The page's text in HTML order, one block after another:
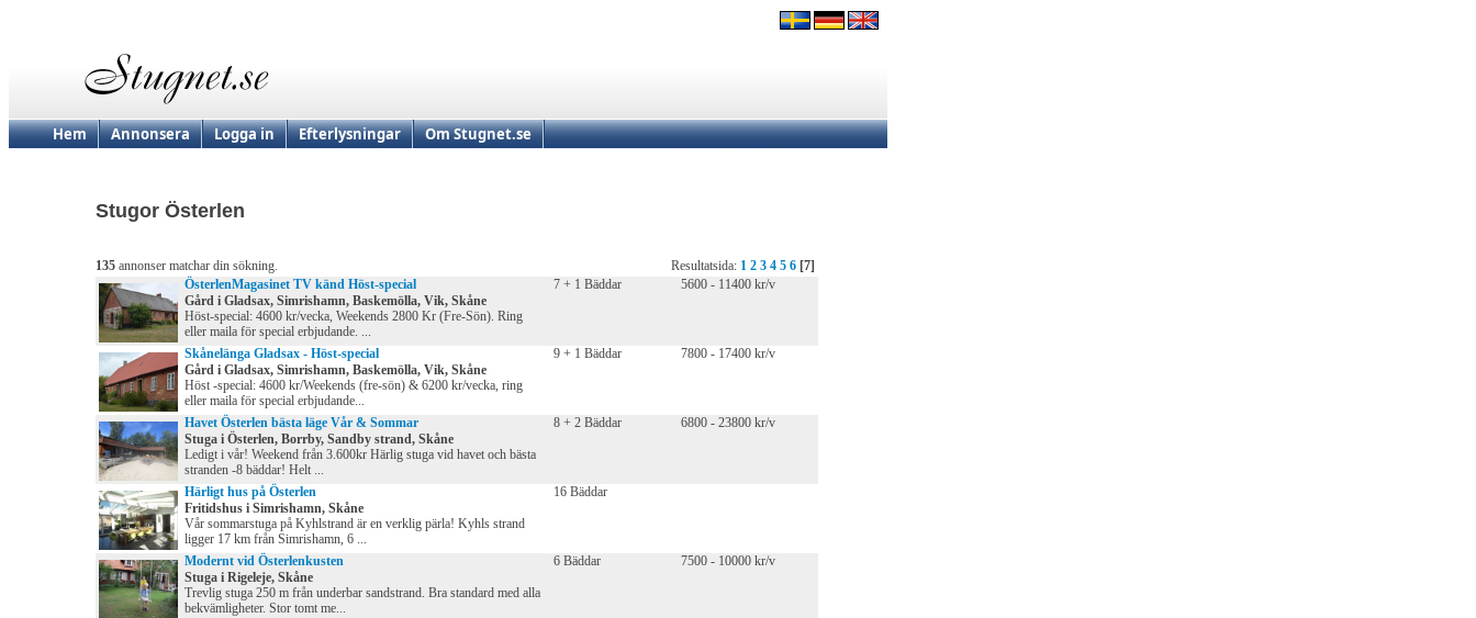
Hem Annonsera Logga in Efterlysningar Om Stugnet.se
Stugor Österlen
135 annonser matchar din sökning. Resultatsida: 1 2 3 4 5 6 [7]
ÖsterlenMagasinet TV känd Höst-special
Gård i Gladsax, Simrishamn, Baskemölla, Vik, Skåne
Höst-special: 4600 kr/vecka, Weekends 2800 Kr (Fre-Sön). Ring
eller maila för special erbjudande. ...
7 + 1 Bäddar 5600 - 11400 kr/v
Skånelänga Gladsax - Höst-special
Gård i Gladsax, Simrishamn, Baskemölla, Vik, Skåne
Höst -special: 4600 kr/Weekends (fre-sön) & 6200 kr/vecka, ring
eller maila för special erbjudande...
9 + 1 Bäddar 7800 - 17400 kr/v
Havet Österlen bästa läge Vår & Sommar
Stuga i Österlen, Borrby, Sandby strand, Skåne
Ledigt i vår! Weekend från 3.600kr Härlig stuga vid havet och bästa
stranden -8 bäddar! Helt ...
8 + 2 Bäddar 6800 - 23800 kr/v
Härligt hus på Österlen
Fritidshus i Simrishamn, Skåne
Vår sommarstuga på Kyhlstrand är en verklig pärla! Kyhls strand
ligger 17 km från Simrishamn, 6 ...
16 Bäddar
Modernt vid Österlenkusten
Stuga i Rigeleje, Skåne
Trevlig stuga 250 m från underbar sandstrand. Bra standard med alla
bekvämligheter. Stor tomt me...
6 Bäddar 7500 - 10000 kr/v